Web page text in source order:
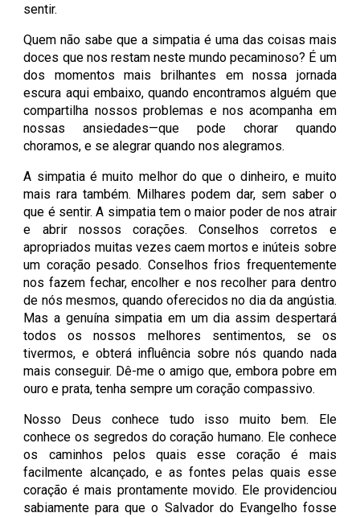
sentir.
Quem não sabe que a simpatia é uma das coisas mais
doces que nos restam neste mundo pecaminoso? É um
dos momentos mais brilhantes em nossa jornada
escura aqui embaixo, quando encontramos alguém que
compartilha nossos problemas e nos acompanha em
nossas ansiedades—que pode chorar quando
choramos, e se alegrar quando nos alegramos.
A simpatia é muito melhor do que o dinheiro, e muito
mais rara também. Milhares podem dar, sem saber o
que é sentir. A simpatia tem o maior poder de nos atrair
e abrir nossos corações. Conselhos corretos e
apropriados muitas vezes caem mortos e inúteis sobre
um coração pesado. Conselhos frios frequentemente
nos fazem fechar, encolher e nos recolher para dentro
de nós mesmos, quando oferecidos no dia da angústia.
Mas a genuína simpatia em um dia assim despertará
todos os nossos melhores sentimentos, se os
tivermos, e obterá influência sobre nós quando nada
mais conseguir. Dê-me o amigo que, embora pobre em
ouro e prata, tenha sempre um coração compassivo.
Nosso Deus conhece tudo isso muito bem. Ele
conhece os segredos do coração humano. Ele conhece
os caminhos pelos quais esse coração é mais
facilmente alcançado, e as fontes pelas quais esse
coração é mais prontamente movido. Ele providenciou
sabiamente para que o Salvador do Evangelho fosse